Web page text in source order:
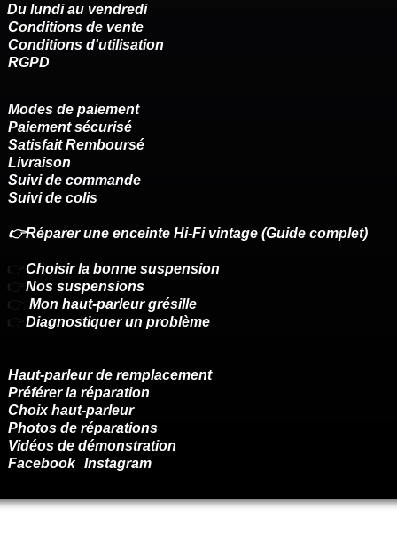
Du lundi au vendredi
Conditions de vente
Conditions d'utilisation
RGPD
Modes de paiement
Paiement sécurisé
Satisfait Remboursé
Livraison
Suivi de commande
Suivi de colis
👉Réparer une enceinte Hi-Fi vintage (Guide complet)
👉 Choisir la bonne suspension
👉 Nos suspensions
👉 Mon haut-parleur grésille
👉 Diagnostiquer un problème
Haut-parleur de remplacement
Préférer la réparation
Choix haut-parleur
Photos de réparations
Vidéos de démonstration
Facebook Instagram